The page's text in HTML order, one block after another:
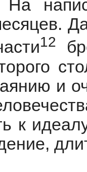
На
12
и
к